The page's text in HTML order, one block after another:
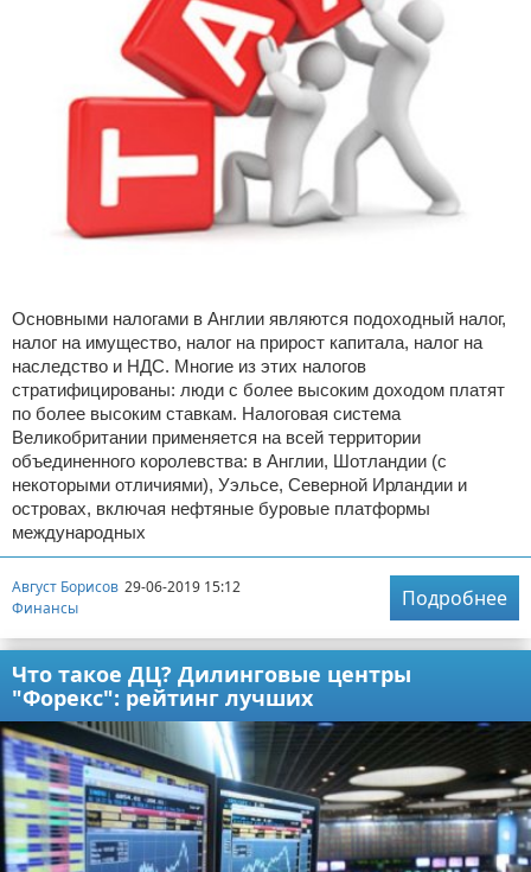
Основными налогами в Англии являются подоходный налог,
налог на имущество, налог на прирост капитала, налог на
наследство и НДС. Многие из этих налогов
стратифицированы: люди с более высоким доходом платят
по более высоким ставкам. Налоговая система
Великобритании применяется на всей территории
объединенного королевства: в Англии, Шотландии (с
некоторыми отличиями), Уэльсе, Северной Ирландии и
островах, включая нефтяные буровые платформы
международных
Август Борисов 29-06-2019 15:12
Финансы
Подробнее
Что такое ДЦ? Дилинговые центры
"Форекс": рейтинг лучших